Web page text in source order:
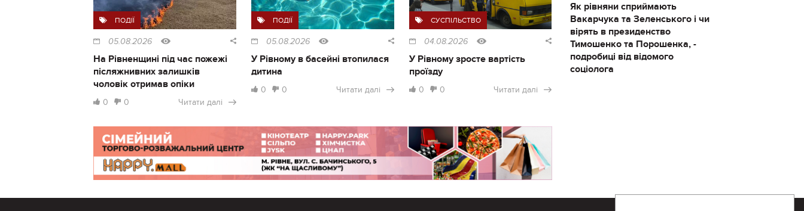
ПОДІЇ
05.08.2026
На Рівненщині під час пожежі
післяжнивних залишків
чоловік отримав опіки
0 0 Читати далі
ПОДІЇ
05.08.2026
У Рівному в басейні втопилася
дитина
0 0 Читати далі
СУСПІЛЬСТВО
04.08.2026
У Рівному зросте вартість
проїзду
0 0 Читати далі
Як рівняни сприймають
Вакарчука та Зеленського і чи
вірять в президенство
Тимошенко та Порошенка, -
подробиці від відомого
соціолога